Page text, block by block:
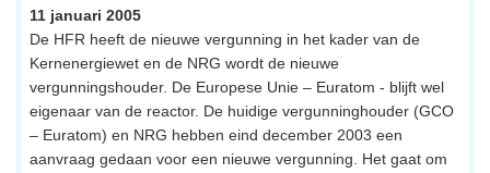
11 januari 2005
De HFR heeft de nieuwe vergunning in het kader van de
Kernenergiewet en de NRG wordt de nieuwe
vergunningshouder. De Europese Unie – Euratom - blijft wel
eigenaar van de reactor. De huidige vergunninghouder (GCO
– Euratom) en NRG hebben eind december 2003 een
aanvraag gedaan voor een nieuwe vergunning. Het gaat om